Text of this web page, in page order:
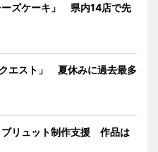
ーズケーキ」 県内14店で先
エスト」 夏休みに過去最多
ブリュット制作支援 作品は